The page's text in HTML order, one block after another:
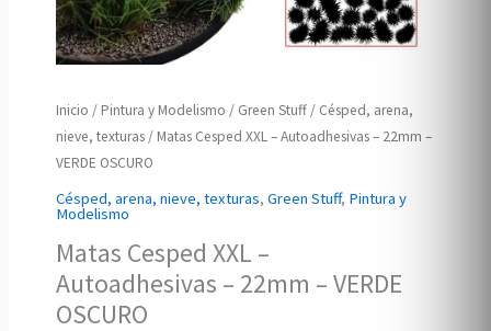
Inicio / Pintura y Modelismo / Green Stuff / Césped, arena,
nieve, texturas / Matas Cesped XXL – Autoadhesivas – 22mm –
VERDE OSCURO
Césped, arena, nieve, texturas,Green Stuff, Pintura y
Modelismo
Matas Cesped XXL –
Autoadhesivas – 22mm – VERDE
OSCURO